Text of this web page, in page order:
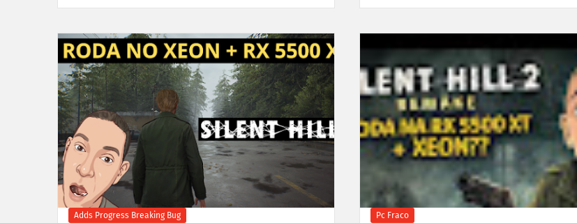
Adds Progress Breaking Bug Pc Fraco